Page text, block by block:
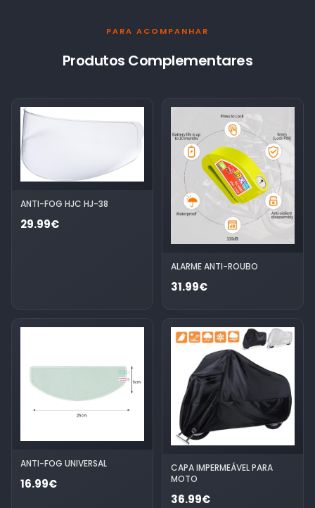
PARA ACOMPANHAR
Produtos Complementares
ANTI-FOG HJC HJ-38
29.99€
ALARME ANTI-ROUBO
31.99€
ANTI-FOG UNIVERSAL
16.99€
CAPA IMPERMEÁVEL PARA
MOTO
36.99€